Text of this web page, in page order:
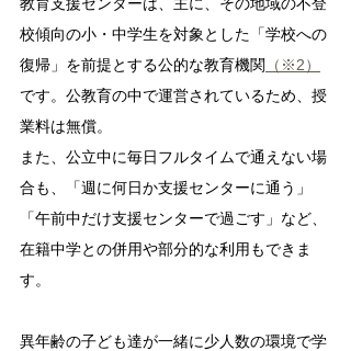
校傾向の小・中学生を対象とした「学校への
復帰」を前提とする公的な教育機関 （※2）
です。公教育の中で運営されているため、授
業料は無償。
また、公立中に毎日フルタイムで通えない場
合も、「週に何日か支援センターに通う」
「午前中だけ支援センターで過ごす」など、
在籍中学との併用や部分的な利用もできま
す。
異年齢の子ども達が一緒に少人数の環境で学